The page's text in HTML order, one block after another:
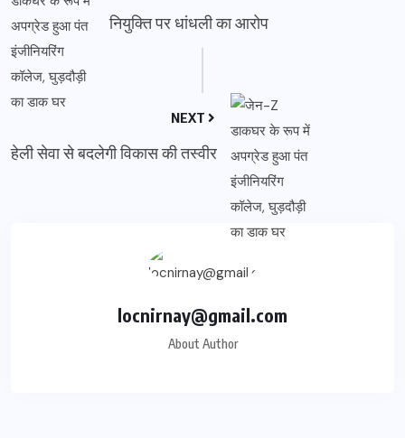
नियुक्ति पर धांधली का आरोप
NEXT
हेली सेवा से बदलेगी विकास की तस्वीर
locnirnay@gmail.com
About Author